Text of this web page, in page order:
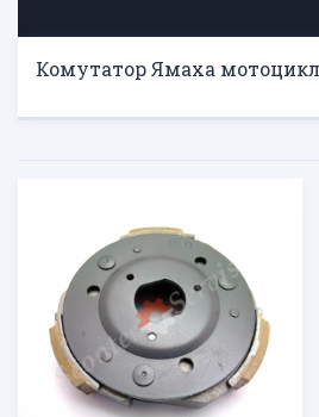
Комутатор Ямаха мотоцикл